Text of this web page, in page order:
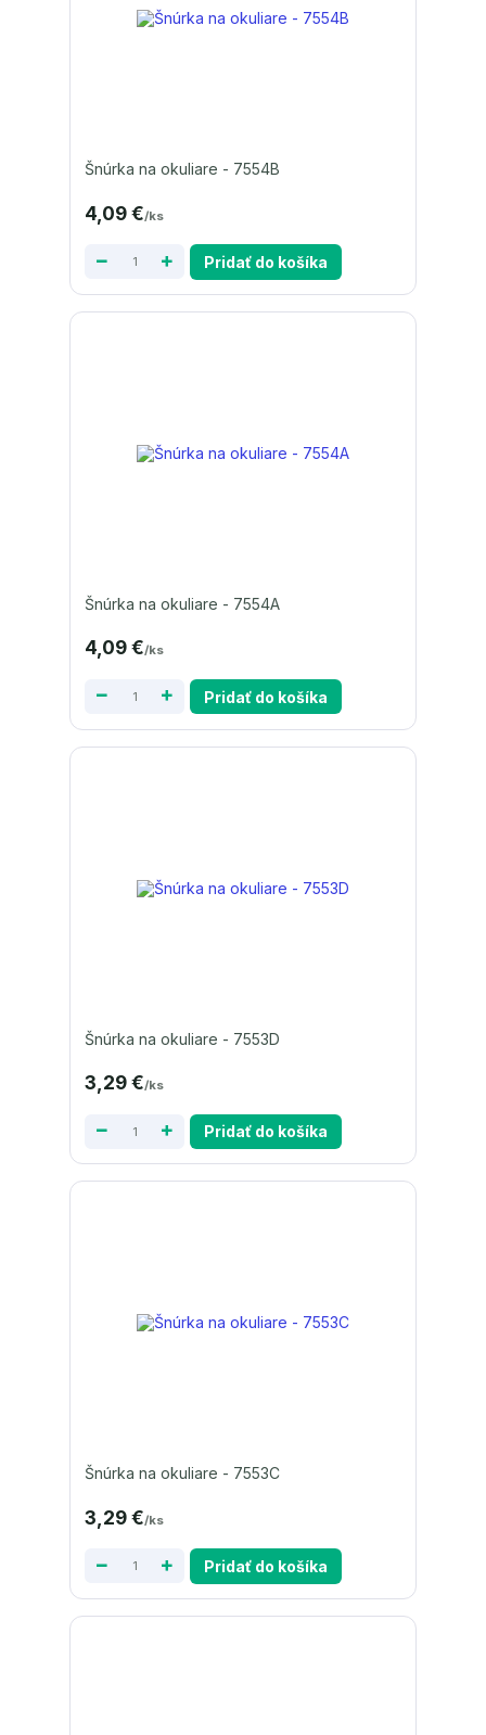
Šnúrka na okuliare - 7554B
4,09 €/ks
Pridať do košíka
Šnúrka na okuliare - 7554A
4,09 €/ks
Pridať do košíka
Šnúrka na okuliare - 7553D
3,29 €/ks
Pridať do košíka
Šnúrka na okuliare - 7553C
3,29 €/ks
Pridať do košíka